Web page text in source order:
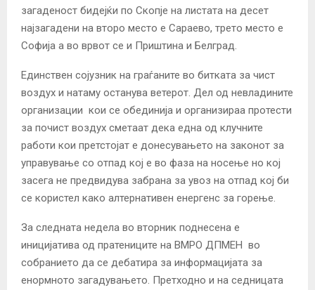
загаденост бидејќи по Скопје на листата на десет
најзагадени на второ место е Сараево, трето место е
Софија а во врвот се и Приштина и Белград.
Единствен сојузник на граѓаните во битката за чист
воздух и натаму останува ветерот. Дел од невладините
организации кои се обединија и организираа протести
за почист воздух сметаат дека една од клучните
работи кои претстојат е донесувањето на законот за
управување со отпад кој е во фаза на носење но кој
засега не предвидува забрана за увоз на отпад кој би
се користел како алтернативен енергенс за горење.
За следната недела во вторник поднесена е
иницијатива од пратениците на ВМРО ДПМЕН во
собранието да се дебатира за информацијата за
енормното загадувањето. Претходно и на седницата